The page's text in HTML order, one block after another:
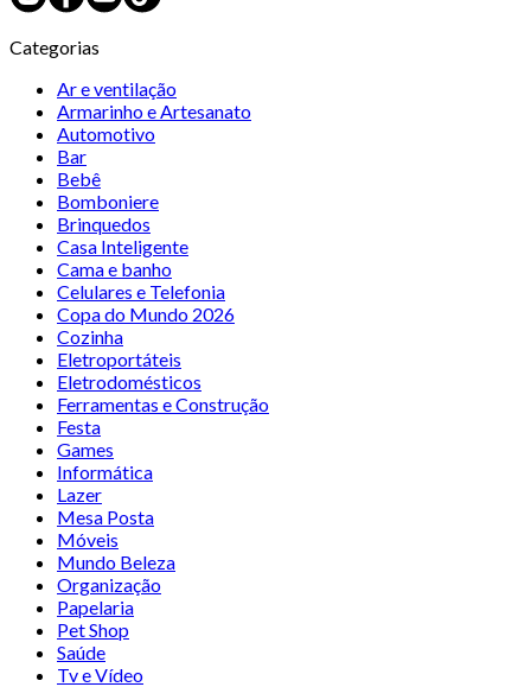
Categorias
Ar e ventilação
Armarinho e Artesanato
Automotivo
Bar
Bebê
Bomboniere
Brinquedos
Casa Inteligente
Cama e banho
Celulares e Telefonia
Copa do Mundo 2026
Cozinha
Eletroportáteis
Eletrodomésticos
Ferramentas e Construção
Festa
Games
Informática
Lazer
Mesa Posta
Móveis
Mundo Beleza
Organização
Papelaria
Pet Shop
Saúde
Tv e Vídeo